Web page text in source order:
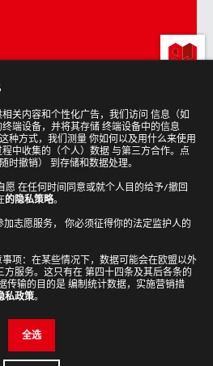
到
顶
部
关内容和个性化广告，我们访问 信息（如
端设备，并将其存储 终端设备中的信息
种方式，我们测量 你如何以及用什么来使用
中收集的（个人）数据 与第三方合作。点
时撤销） 到存储和数据处理。
愿 在任何时间同意或就个人目的给予/撤回
的隐私策略。
志愿服务， 你必须征得你的法定监护人的
项：在某些情况下，数据可能会在欧盟以外
服务。这只有在 第四十四条及其后各条的
传输的目的是 编制统计数据，实施营销措
私政策。
全选